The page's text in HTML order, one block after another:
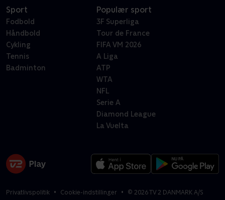
Sport
Fodbold
Håndbold
Cykling
Tennis
Badminton
Populær sport
3F Superliga
Tour de France
FIFA VM 2026
A Liga
ATP
WTA
NFL
Serie A
Diamond League
La Vuelta
Privatlivspolitik Cookie-indstillinger © 2026TV 2 DANMARK A/S